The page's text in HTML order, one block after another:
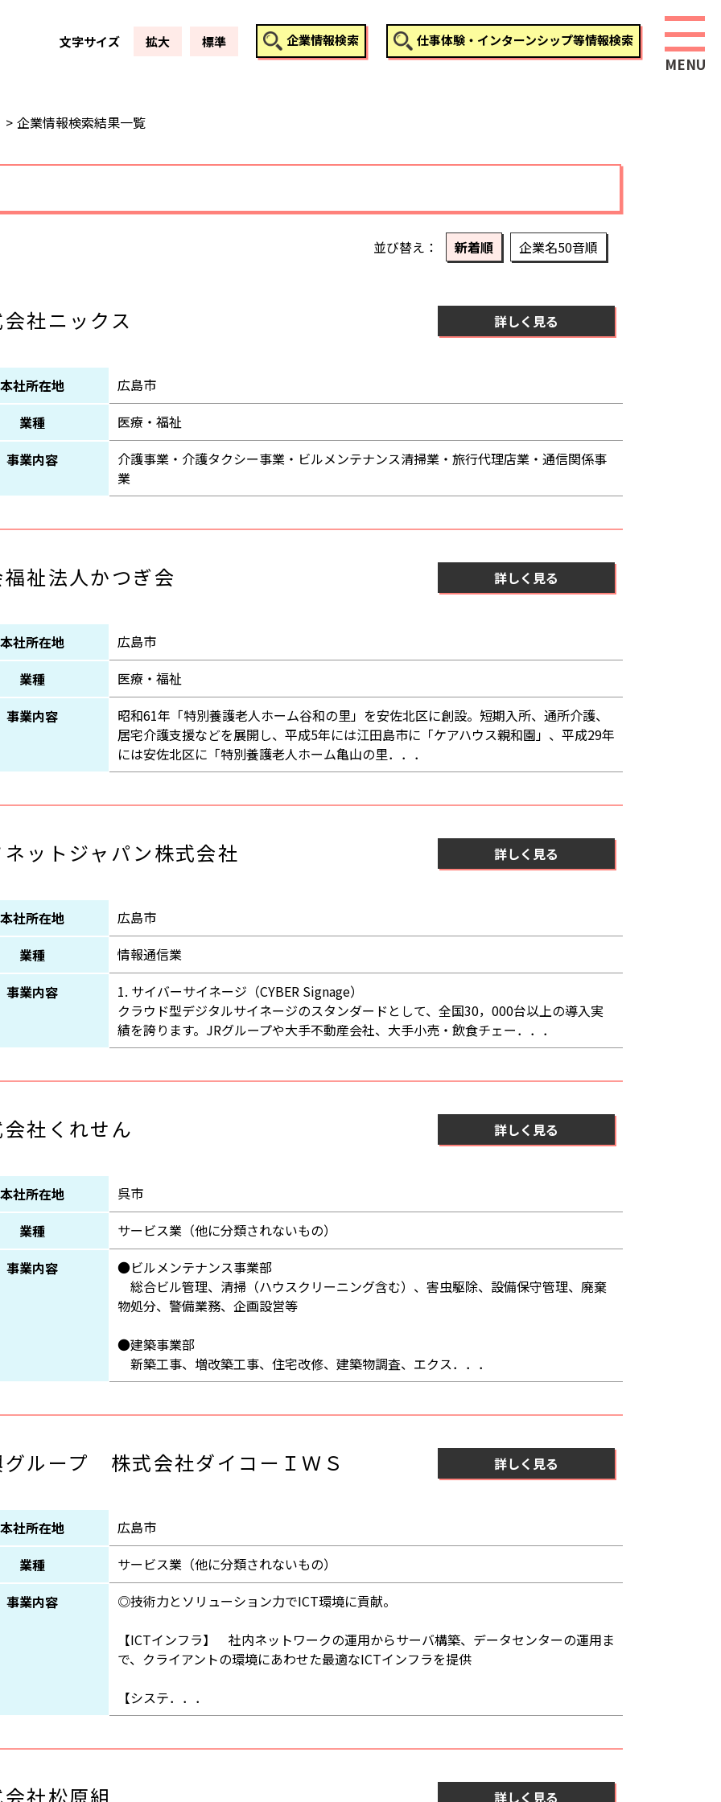
文字サイズ 拡大 標準 企業情報検索 仕事体験・インターンシップ等情報検索
企業情報検索結果一覧
並び替え 新着順 企業名50音順
社ニックス 詳しく見る
本社所在地
広島市
業種
医療・福祉
事業内容
介護事業・介護タクシー事業・ビルメンテナンス清掃業・旅行代理店業・通信関係事
業
祉法人かつぎ会 詳しく見る
本社所在地
広島市
業種
医療・福祉
事業内容
昭和61年「特別養護老人ホーム谷和の里」を安佐北区に創設。短期入所、通所介護、
居宅介護支援などを展開し、平成5年には江田島市に「ケアハウス親和園」、平成29年
には安佐北区に「特別養護老人ホーム亀山の里．．．
ットジャパン株式会社 詳しく見る
本社所在地
広島市
業種
情報通信業
事業内容
1. サイバーサイネージ（CYBER Signage）
クラウド型デジタルサイネージのスタンダードとして、全国30，000台以上の導入実
績を誇ります。JRグループや大手不動産会社、大手小売・飲食チェー．．．
社くれせん 詳しく見る
本社所在地
呉市
業種
サービス業（他に分類されないもの）
事業内容
●ビルメンテナンス事業部
総合ビル管理、清掃（ハウスクリーニング含む）、害虫駆除、設備保守管理、廃棄
物処分、警備業務、企画設営等
●建築事業部
新築工事、増改築工事、住宅改修、建築物調査、エクス．．．
グループ 株式会社ダイコーＩＷＳ 詳しく見る
本社所在地
広島市
業種
サービス業（他に分類されないもの）
事業内容
◎技術力とソリューション力でICT環境に貢献。
【ICTインフラ】 社内ネットワークの運用からサーバ構築、データセンターの運用ま
で、クライアントの環境にあわせた最適なICTインフラを提供
【システ．．．
社松原組 詳しく見る